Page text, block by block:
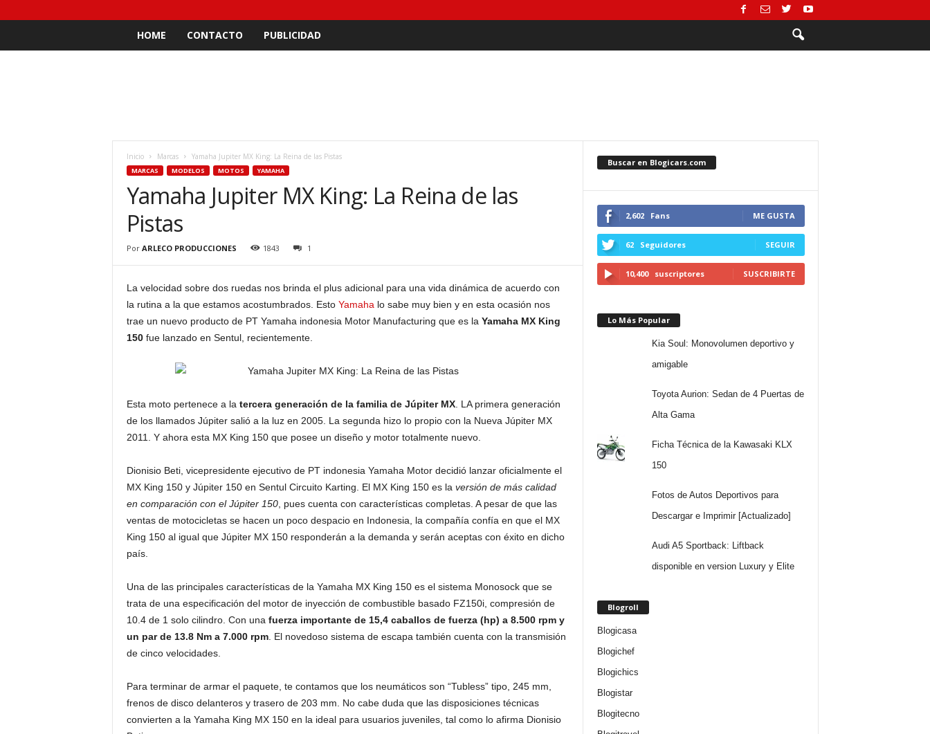
HOME CONTACTO PUBLICIDAD
Inicio Marcas Yamaha Jupiter MX King: La Reina de las Pistas
MARCAS MODELOS MOTOS YAMAHA
Yamaha Jupiter MX King: La Reina de las
Pistas
Por ARLECO PRODUCCIONES 1843 1
La velocidad sobre dos ruedas nos brinda el plus adicional para una vida dinámica de acuerdo con
la rutina a la que estamos acostumbrados. Esto Yamaha lo sabe muy bien y en esta ocasión nos
trae un nuevo producto de PT Yamaha indonesia Motor Manufacturing que es la Yamaha MX King
150fue lanzado en Sentul, recientemente.
Esta moto pertenece a la tercera generación de la familia de Júpiter MX. LA primera generación
de los llamados Júpiter salió a la luz en 2005. La segunda hizo lo propio con la Nueva Júpiter MX
2011. Y ahora esta MX King 150 que posee un diseño y motor totalmente nuevo.
Dionisio Beti, vicepresidente ejecutivo de PT indonesia Yamaha Motor decidió lanzar oficialmente el
MX King 150 y Júpiter 150 en Sentul Circuito Karting. El MX King 150 es la versión de más calidad
en comparación con el Júpiter 150, pues cuenta con características completas. A pesar de que las
ventas de motocicletas se hacen un poco despacio en Indonesia, la compañía confía en que el MX
King 150 al igual que Júpiter MX 150 responderán a la demanda y serán aceptas con éxito en dicho
país.
Una de las principales características de la Yamaha MX King 150 es el sistema Monosock que se
trata de una especificación del motor de inyección de combustible basado FZ150i, compresión de
10.4 de 1 solo cilindro. Con una fuerza importante de 15,4 caballos de fuerza (hp) a 8.500 rpm y
un par de 13.8 Nm a 7.000 rpm. El novedoso sistema de escapa también cuenta con la transmisión
de cinco velocidades.
Para terminar de armar el paquete, te contamos que los neumáticos son “Tubless” tipo, 245 mm,
frenos de disco delanteros y trasero de 203 mm. No cabe duda que las disposiciones técnicas
convierten a la Yamaha King MX 150 en la ideal para usuarios juveniles, tal como lo afirma Dionisio
Buscar en Blogicars.com
2,602 Fans ME GUSTA
62 Seguidores SEGUIR
10,400 suscriptores SUSCRIBIRTE
Lo Más Popular
Kia Soul: Monovolumen deportivo y
amigable
Toyota Aurion: Sedan de 4 Puertas de
Alta Gama
Ficha Técnica de la Kawasaki KLX
150
Fotos de Autos Deportivos para
Descargar e Imprimir [Actualizado]
Audi A5 Sportback: Liftback
disponible en version Luxury y Elite
Blogroll
Blogicasa
Blogichef
Blogichics
Blogistar
Blogitecno